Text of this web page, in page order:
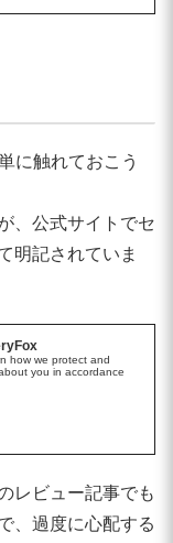
に触れておこう
、公式サイトでセ
明記されていま
how we protect and
you in accordance
レビュー記事でも
、過度に心配する